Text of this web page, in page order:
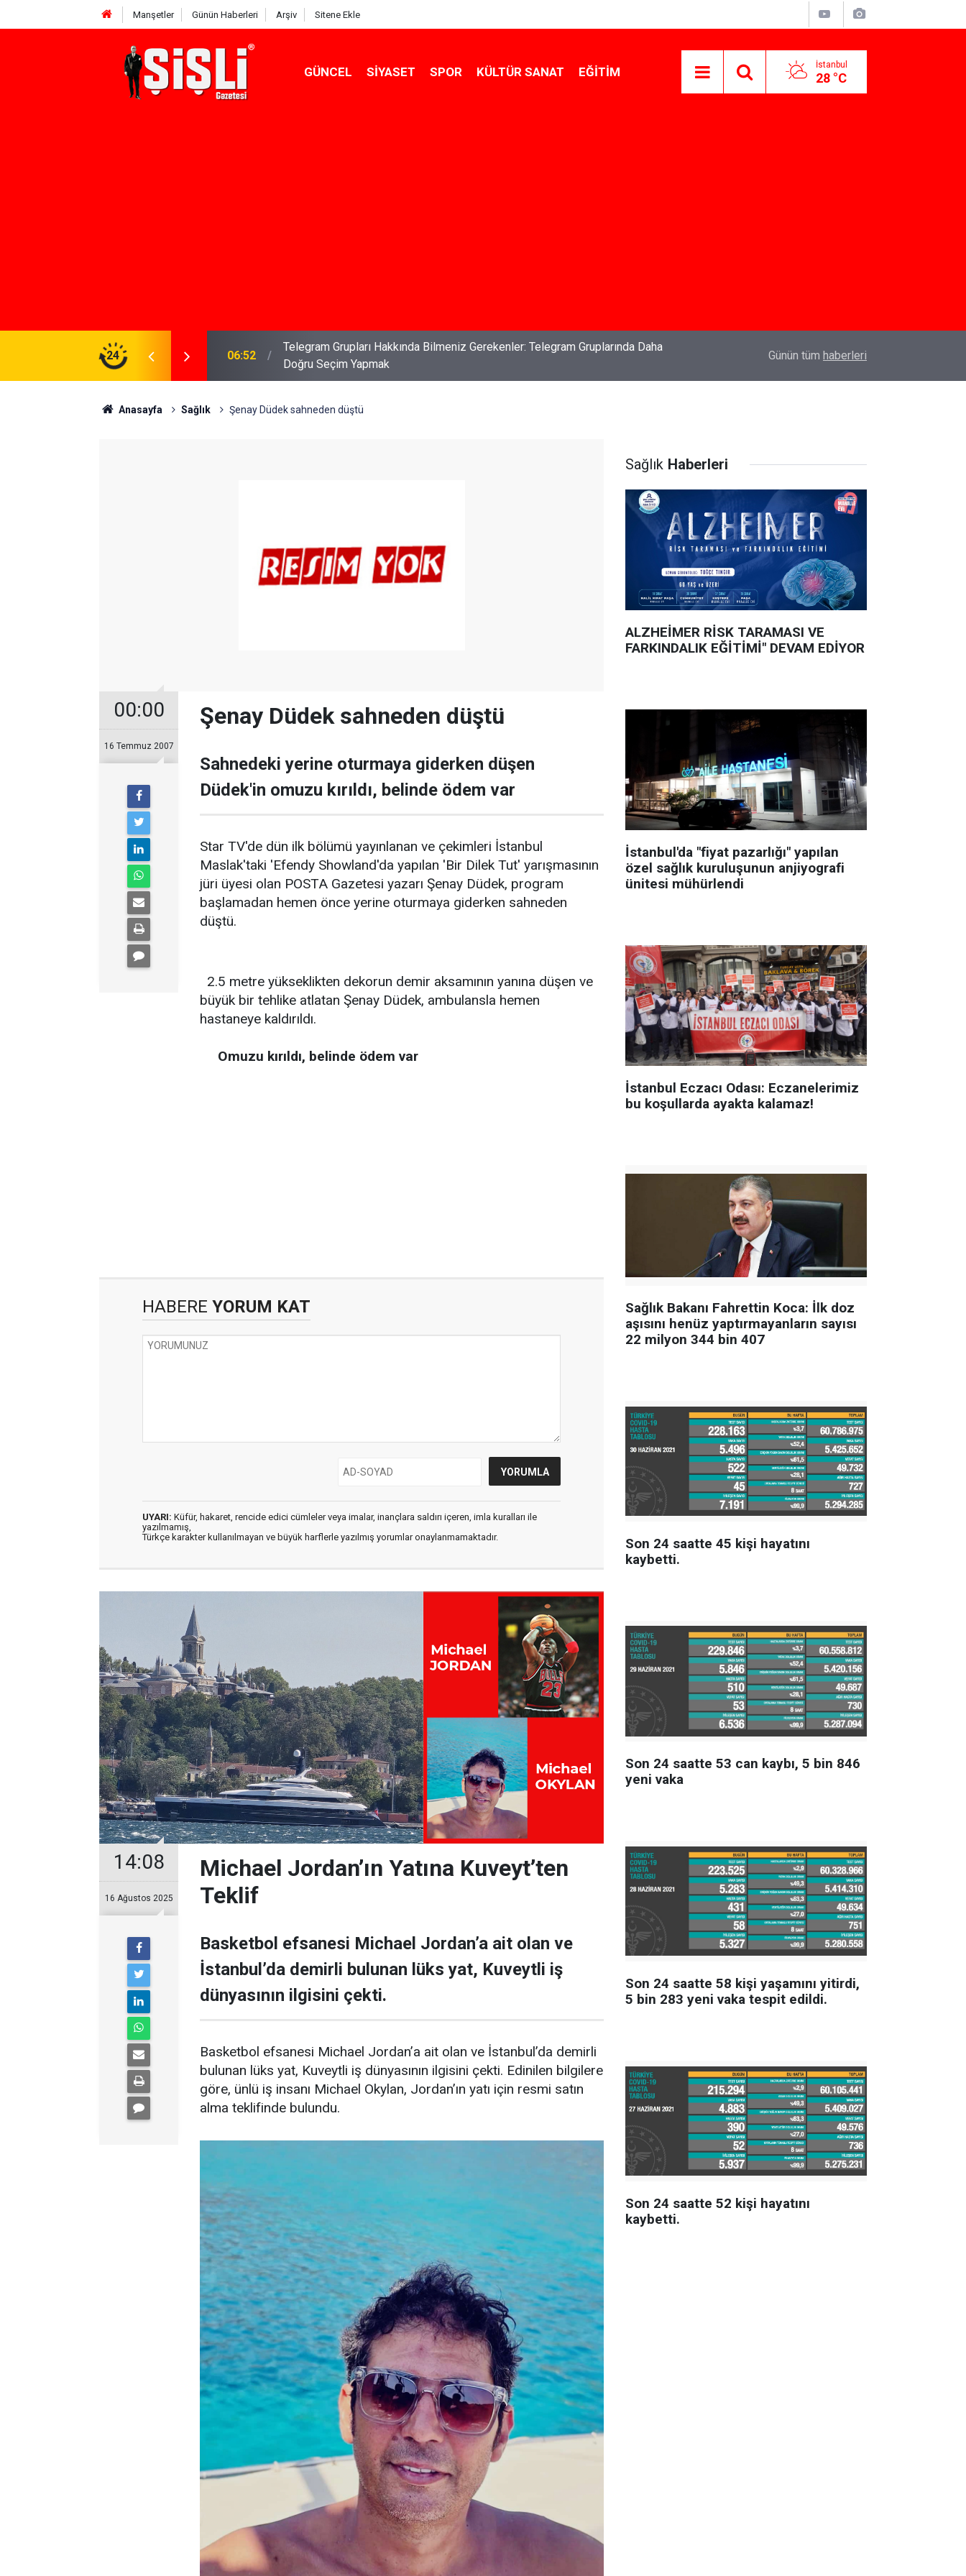
Manşetler Günün Haberleri Arşiv Sitene Ekle
GÜNCEL SIYASET SPOR KÜLTÜR SANAT EĞITIM İstanbul
28 °C
24
Gerekenler: Telegram Gruplarında Daha
04:43 İş Davaları: Haklarınızı Bilmek ve Koruma Altına Almak Özlem Drahyalı Kimdir, Nereli ve Kaç
Günün tüm haberleri
Anasayfa Sağlık Şenay Düdek sahneden düştü
00:00
16 Temmuz 2007
Şenay Düdek sahneden düştü
Sahnedeki yerine oturmaya giderken düşen
Düdek'in omuzu kırıldı, belinde ödem var
Star TV'de dün ilk bölümü yayınlanan ve çekimleri İstanbul
Maslak'taki 'Efendy Showland'da yapılan 'Bir Dilek Tut' yarışmasının
jüri üyesi olan POSTA Gazetesi yazarı Şenay Düdek, program
başlamadan hemen önce yerine oturmaya giderken sahneden
düştü.
2.5 metre yükseklikten dekorun demir aksamının yanına düşen ve
büyük bir tehlike atlatan Şenay Düdek, ambulansla hemen
hastaneye kaldırıldı.
Omuzu kırıldı, belinde ödem var
HABERE YORUM KAT
UYARI: Küfür, hakaret, rencide edici cümleler veya imalar, inançlara saldırı içeren, imla kuralları ile
yazılmamış,
Türkçe karakter kullanılmayan ve büyük harflerle yazılmış yorumlar onaylanmamaktadır.
14:08
16 Ağustos 2025
Michael Jordan’ın Yatına Kuveyt’ten
Teklif
Basketbol efsanesi Michael Jordan’a ait olan ve
İstanbul’da demirli bulunan lüks yat, Kuveytli iş
dünyasının ilgisini çekti.
Basketbol efsanesi Michael Jordan’a ait olan ve İstanbul’da demirli
bulunan lüks yat, Kuveytli iş dünyasının ilgisini çekti. Edinilen bilgilere
göre, ünlü iş insanı Michael Okylan, Jordan’ın yatı için resmi satın
alma teklifinde bulundu.
Sağlık Haberleri
ALZHEİMER RİSK TARAMASI VE
FARKINDALIK EĞİTİMİ" DEVAM EDİYOR
İstanbul'da "fiyat pazarlığı" yapılan
özel sağlık kuruluşunun anjiyografi
ünitesi mühürlendi
İstanbul Eczacı Odası: Eczanelerimiz
bu koşullarda ayakta kalamaz!
Sağlık Bakanı Fahrettin Koca: İlk doz
aşısını henüz yaptırmayanların sayısı
22 milyon 344 bin 407
Son 24 saatte 45 kişi hayatını
kaybetti.
Son 24 saatte 53 can kaybı, 5 bin 846
yeni vaka
Son 24 saatte 58 kişi yaşamını yitirdi,
5 bin 283 yeni vaka tespit edildi.
Son 24 saatte 52 kişi hayatını
kaybetti.